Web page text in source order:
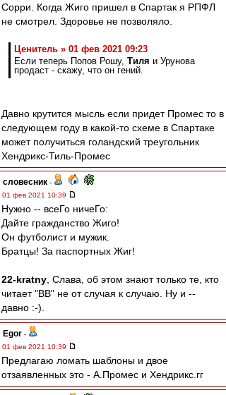
Сорри. Когда Жиго пришел в Спартак я РПФЛ
не смотрел. Здоровье не позволяло.
Ценитель » 01 фев 2021 09:23
Если теперь Попов Рошу, Тиля и Урунова
продаст - скажу, что он гений.
Давно крутится мысль если придет Промес то в
следующем году в какой-то схеме в Спартаке
может получиться голандский треугольник
Хендрикс-Тиль-Промес
словесник -
01 фев 2021 10:39
Нужно -- всеГо ничеГо:
Дайте гражданство Жиго!
Он футболист и мужик.
Братцы! За паспортных Жиг!
22-kratny , Слава, об этом знают только те, кто
читает "ВВ" не от случая к случаю. Ну и --
давно :-).
Egor -
01 фев 2021 10:39
Предлагаю ломать шаблоны и двое
отзаявленных это - А.Промес и Хендрикс.гг